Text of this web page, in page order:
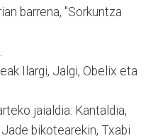
barrena, "Sorkuntza
Ilargi, Jalgi, Obelix eta
jaialdia: Kantaldia,
bikotearekin, Txabi